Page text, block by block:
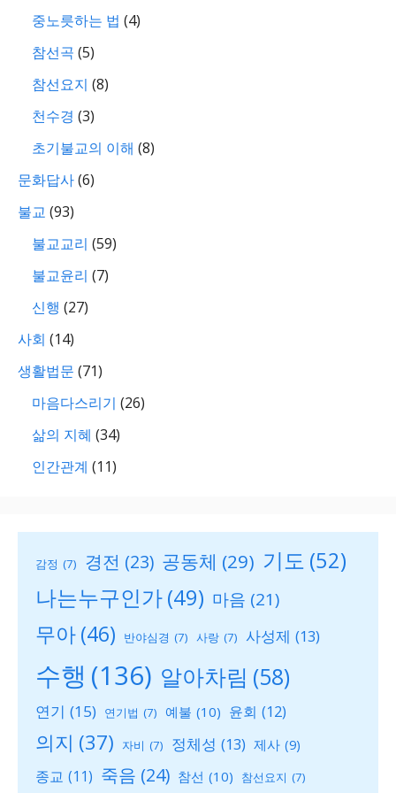
중노릇하는 법 (4)
참선곡 (5)
참선요지 (8)
천수경 (3)
초기불교의 이해 (8)
문화답사(6)
불교 (93)
불교교리 (59)
불교윤리 (7)
신행 (27)
사회 (14)
생활법문 (71)
마음다스리기 (26)
삶의 지혜 (34)
인간관계 (11)
감정 (7) 경전 (23) 공동체 (29) 기도 (52)
나는누구인가(49) 마음 (21)
무아(46) 반야심경 (7) 사랑 (7) 사성제 (13)
수행 (136) 알아차림 (58)
연기 (15) 연기법 (7) 예불 (10) 윤회 (12)
의지 (37) 자비 (7) 정체성 (13) 제사 (9)
종교 (11) 죽음 (24) 참선 (10) 참선요지 (7)